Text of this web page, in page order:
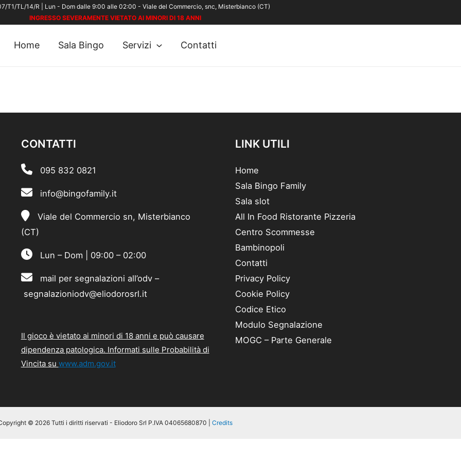
T1/TL/14/R | Lun - Dom dalle 9:00 alle 02:00 - Viale del Commercio, snc, Misterbianco (CT)
INGRESSO SEVERAMENTE VIETATO AI MINORI DI 18 ANNI
Home Sala Bingo Servizi Contatti
CONTATTI
095 832 0821
info@bingofamily.it
Viale del Commercio sn, Misterbianco
(CT)
Lun – Dom | 09:00 – 02:00
mail per segnalazioni all’odv –
segnalazioniodv@eliodorosrl.it
Il gioco è vietato ai minori di 18 anni e può causare
dipendenza patologica. Informati sulle Probabilità di
Vincita su www.adm.gov.it
LINK UTILI
Home
Sala Bingo Family
Sala slot
All In Food Ristorante Pizzeria
Centro Scommesse
Bambinopoli
Contatti
Privacy Policy
Cookie Policy
Codice Etico
Modulo Segnalazione
MOGC – Parte Generale
© 2026 Tutti i diritti riservati - Eliodoro Srl P.IVA 04065680870 | Credits